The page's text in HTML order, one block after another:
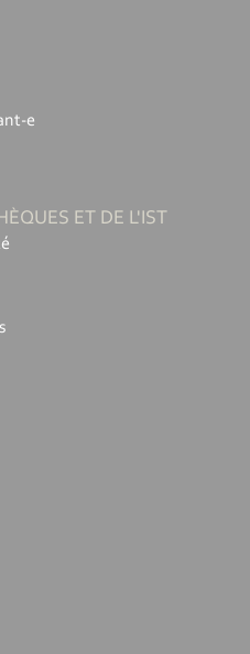
e
ET DE L'IST